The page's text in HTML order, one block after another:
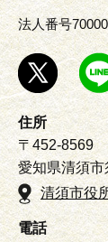
法人番号
住所
〒452-8569
愛知県清須
清須市役
電話